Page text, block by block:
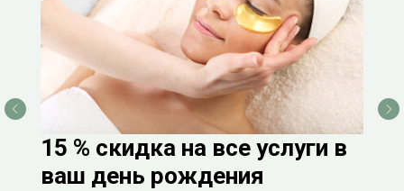
15 % скидка на все услуги в
ваш день рождения